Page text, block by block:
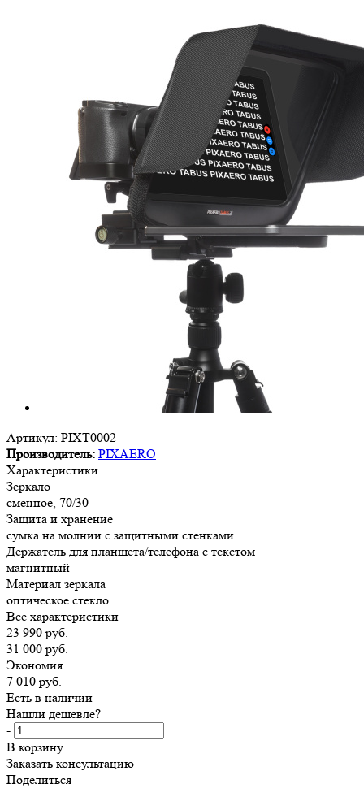
Артикул: PIXT0002
Производитель: PIXAERO
Характеристики
Зеркало
сменное, 70/30
Защита и хранение
сумка на молнии с защитными стенками
Держатель для планшета/телефона с текстом
магнитный
Материал зеркала
оптическое стекло
Все характеристики
23 990 руб.
31 000 руб.
Экономия
7 010 руб.
Есть в наличии
Нашли дешевле?
-
+
В корзину
Заказать консультацию
Поделиться